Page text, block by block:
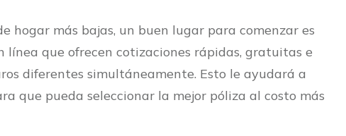
hogar más bajas, un buen lugar para comenzar es
línea que ofrecen cotizaciones rápidas, gratuitas e
diferentes simultáneamente. Esto le ayudará a
que pueda seleccionar la mejor póliza al costo más